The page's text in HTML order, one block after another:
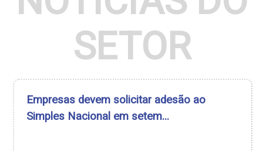
SETOR
Empresas devem solicitar adesão ao
Simples Nacional em setem...